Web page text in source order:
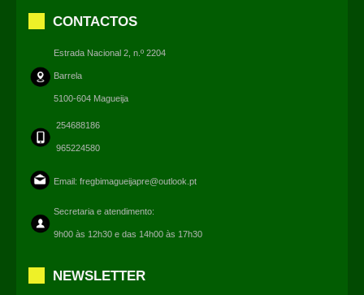
CONTACTOS
Estrada Nacional 2, n.º 2204
Barrela
5100-604 Magueija
254688186
965224580
Email: fregbimagueijapre@outlook.pt
Secretaria e atendimento:
9h00 às 12h30 e das 14h00 às 17h30
NEWSLETTER